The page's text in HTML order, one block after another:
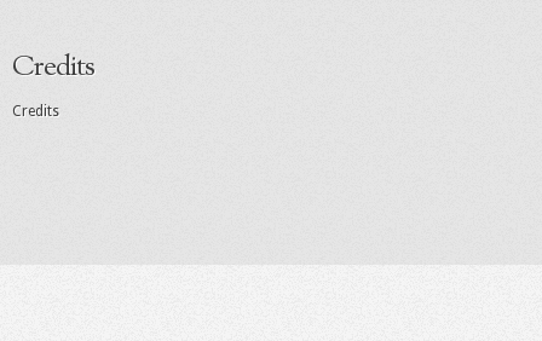
Credits
Credits